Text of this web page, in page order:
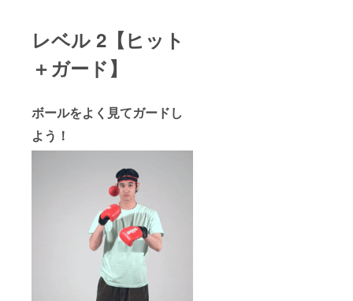
レベル 2【ヒット
＋ガード】
ボールをよく見てガードし
よう！